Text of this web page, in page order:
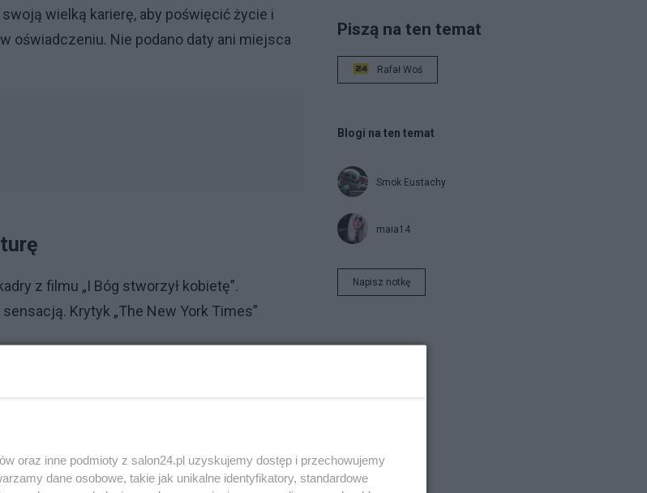
wielką karierę, aby poświęcić życie i
oświadczeniu. Nie podano daty ani miejsca
z filmu „I Bóg stworzył kobietę”.
Krytyk „The New York Times”
w Poznaniu
Piszą na ten temat
Rafał Woś
Blogi na ten temat
Smok Eustachy
maia14
Napisz notkę
oraz inne podmioty z salon24.pl uzyskujemy dostęp i przechowujemy
dane osobowe, takie jak unikalne identyfikatory, standardowe